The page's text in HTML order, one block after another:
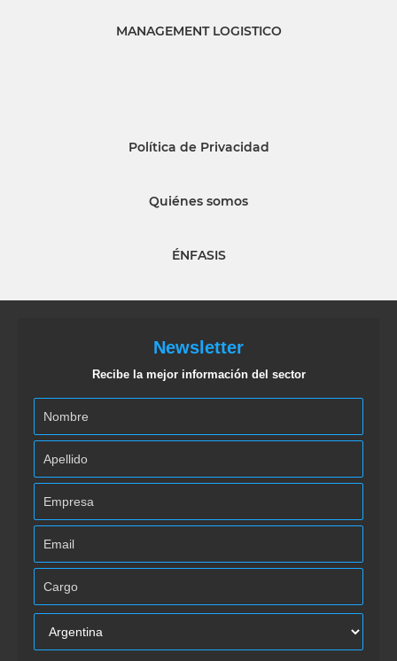
MANAGEMENT LOGISTICO
Política de Privacidad
Quiénes somos
ÉNFASIS
Newsletter
Recibe la mejor información del sector